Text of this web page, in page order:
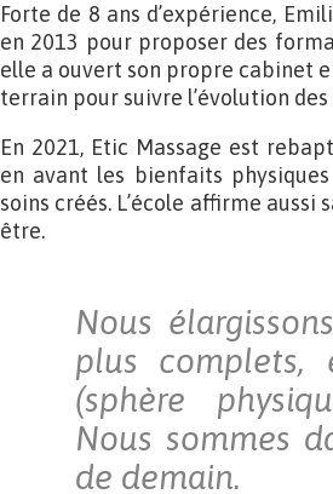
Forte de 8 ans d’expérience,
en 2013 pour proposer des
elle a ouvert son propre cabinet
terrain pour suivre l’évolution
En 2021, Etic Massage est
en avant les bienfaits
soins créés. L’école affirme
être.
Nous
plus complets,
(sphère
Nous sommes
de demain.